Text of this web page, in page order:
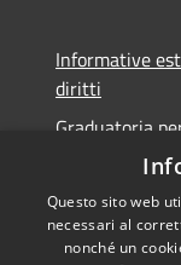
Informative
diritti
Graduatoria
Questo sito web
necessari al
nonché un